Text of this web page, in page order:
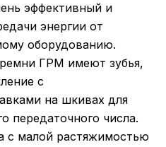
эффективный и
энергии от
оборудованию.
ремни ГРМ имеют зубья,
с
на шкивах для
передаточного числа.
с малой растяжимостью